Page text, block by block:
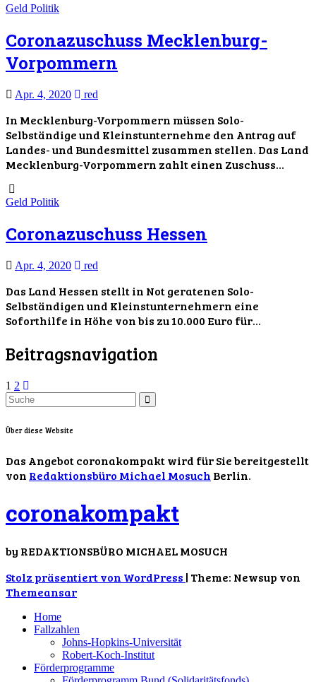
Geld Politik
Coronazuschuss Mecklenburg-
Vorpommern
Apr. 4, 2020 red
In Mecklenburg-Vorpommern müssen Solo-
Selbständige und Kleinstunternehme den Antrag auf
Landes- und Bundesmittel zusammen stellen. Das Land
Mecklenburg-Vorpommern zahlt einen Zuschuss…
Geld Politik
Coronazuschuss Hessen
Apr. 4, 2020 red
Das Land Hessen stellt in Not geratenen Solo-
Selbständigen und Kleinstunternehmern eine
Soforthilfe in Höhe von bis zu 10.000 Euro für…
Beitragsnavigation
1 2
Über diese Website
Das Angebot coronakompakt wird für Sie bereitgestellt
von Redaktionsbüro Michael Mosuch Berlin.
coronakompakt
by REDAKTIONSBÜRO MICHAEL MOSUCH
Stolz präsentiert von WordPress | Theme: Newsup von
Themeansar
Home
Fallzahlen
Johns-Hopkins-Universität
Robert-Koch-Institut
Förderprogramme